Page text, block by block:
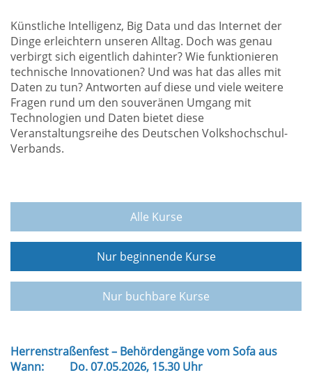
Künstliche Intelligenz, Big Data und das Internet der
Dinge erleichtern unseren Alltag. Doch was genau
verbirgt sich eigentlich dahinter? Wie funktionieren
technische Innovationen? Und was hat das alles mit
Daten zu tun? Antworten auf diese und viele weitere
Fragen rund um den souveränen Umgang mit
Technologien und Daten bietet diese
Veranstaltungsreihe des Deutschen Volkshochschul-
Verbands.
Alle Kurse
Nur beginnende Kurse
Nur buchbare Kurse
Herrenstraßenfest – Behördengänge vom Sofa aus
Wann:
Do.07.05.2026, 15.30 Uhr